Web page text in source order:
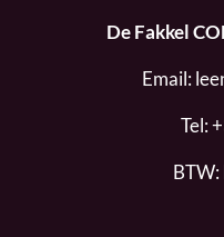
De Fakkel
Email:
Tel: